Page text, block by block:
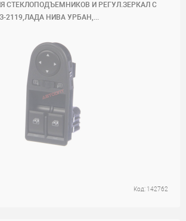
СТЕКЛОПОДЪЕМНИКОВ И РЕГУЛ.ЗЕРКАЛ С
2119,ЛАДА НИВА УРБАН,...
Код: 142762